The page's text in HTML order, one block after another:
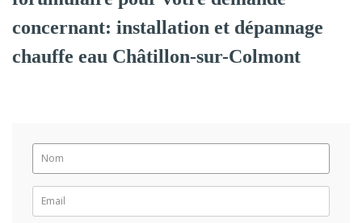
concernant: installation et dépannage
chauffe eau Châtillon-sur-Colmont